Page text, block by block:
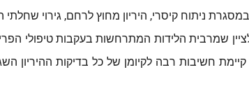
ניתוח קיסרי, היריון מחוץ לרחם, גירוי
שמרבית הלידות המתרחשות בעקבות טיפולי
קיימת חשיבות רבה לקיומן של כל בדיקות ההיריון